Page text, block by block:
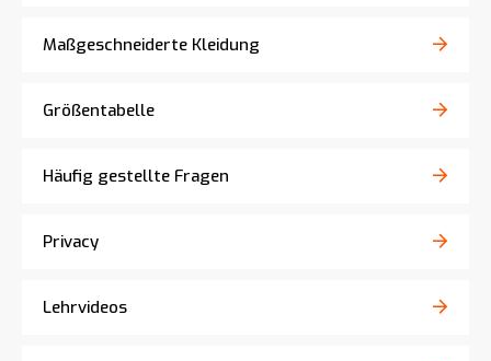
Maßgeschneiderte Kleidung
Größentabelle
Häufig gestellte Fragen
Privacy
Lehrvideos